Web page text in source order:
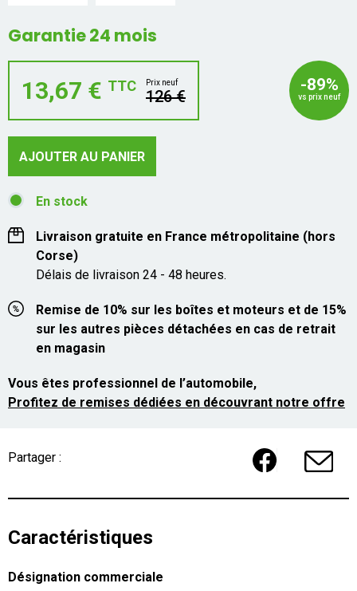
Garantie 24 mois
13,67 € TTC Prix neuf
126 €
-89%
vs prix neuf
AJOUTER AU PANIER
En stock
Livraison gratuite en France métropolitaine (hors
Corse)
Délais de livraison 24 - 48 heures.
Remise de 10% sur les boîtes et moteurs et de 15%
sur les autres pièces détachées en cas de retrait
en magasin
Vous êtes professionnel de l’automobile,
Profitez de remises dédiées en découvrant notre offre
Partager :
Caractéristiques
Désignation commerciale